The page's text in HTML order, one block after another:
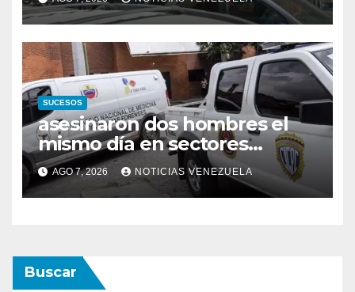
SUCESOS
asesinaron dos hombres el
mismo día en sectores
vecinos
AGO 7, 2026 NOTICIAS VENEZUELA
Buscar